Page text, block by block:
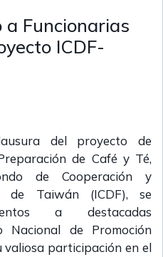
a Funcionarias
ICDF-
del proyecto de
de Café y Té,
de Cooperación y
de Taiwán (ICDF), se
a destacadas
Nacional de Promoción
valiosa participación en el